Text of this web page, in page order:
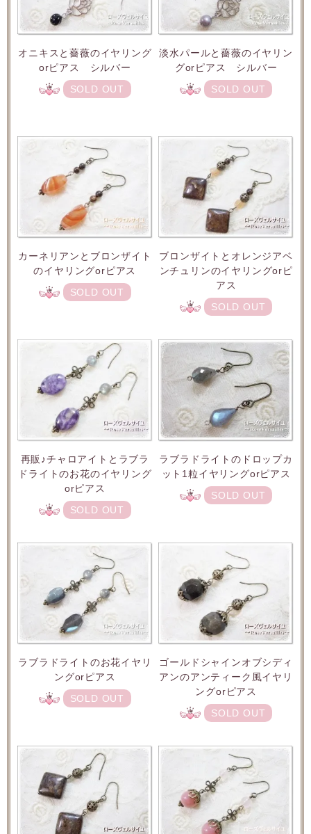
オニキスと薔薇のイヤリング
orピアス シルバー
SOLD OUT
淡水パールと薔薇のイヤリン
グorピアス シルバー
SOLD OUT
カーネリアンとブロンザイト
のイヤリングorピアス
SOLD OUT
ブロンザイトとオレンジアベ
ンチュリンのイヤリングorピ
アス
SOLD OUT
再販♪チャロアイトとラブラ
ドライトのお花のイヤリング
orピアス
SOLD OUT
ラブラドライトのドロップカ
ット1粒イヤリングorピアス
SOLD OUT
ラブラドライトのお花イヤリ
ングorピアス
SOLD OUT
ゴールドシャインオブシディ
アンのアンティーク風イヤリ
ングorピアス
SOLD OUT